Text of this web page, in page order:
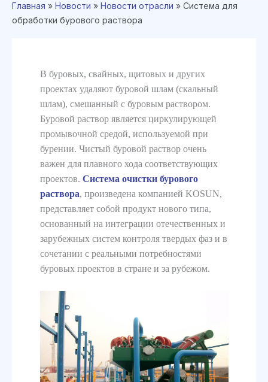
Главная » Новости » Новости отрасли » Система для
обработки бурового раствора
В буровых, свайных, щитовых и других
проектах удаляют буровой шлам (скальный
шлам), смешанный с буровым раствором.
Буровой раствор является циркулирующей
промывочной средой, используемой при
бурении. Чистый буровой раствор очень
важен для плавного хода соответствующих
проектов. Система очистки бурового
раствора, произведена компанией KOSUN,
представляет собой продукт нового типа,
основанный на интеграции отечественных и
зарубежных систем контроля твердых фаз и в
сочетании с реальными потребностями
буровых проектов в стране и за рубежом.